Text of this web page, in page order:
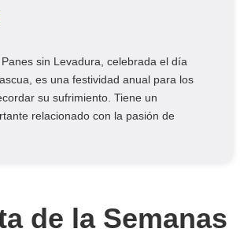
sin Levadura, celebrada el día
es una festividad anual para los
su sufrimiento. Tiene un
relacionado con la pasión de
de la Semanas